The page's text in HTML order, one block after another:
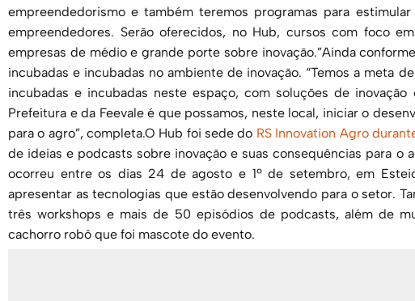
empreendedorismo e também teremos programas para
empreendedores. Serão oferecidos, no Hub, cursos com foco
empresas de médio e grande porte sobre inovação.”Ainda
incubadas e incubadas no ambiente de inovação. “Temos a meta
incubadas e incubadas neste espaço, com soluções de
Prefeitura e da Feevale é que possamos, neste local, iniciar o
para o agro”, completa.O Hub foi sede do RS Innovation Agro
de ideias e podcasts sobre inovação e suas consequências para o
ocorreu entre os dias 24 de agosto e 1º de setembro, em
apresentar as tecnologias que estão desenvolvendo para o setor.
três workshops e mais de 50 episódios de podcasts, além de
cachorro robô que foi mascote do evento.